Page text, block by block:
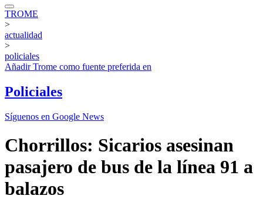
TROME
>
actualidad
>
policiales
AñadirTrome como fuente preferida en
Policiales
Síguenos en Google News
Chorrillos: Sicarios asesinan
pasajero de bus de la línea 91 a
balazos